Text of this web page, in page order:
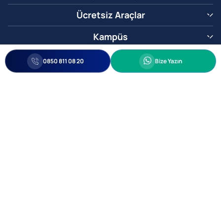
Ücretsiz Araçlar
Kampüs
0850 811 08 20 Whatsapp
Bize Yazın
0850 811 08 20